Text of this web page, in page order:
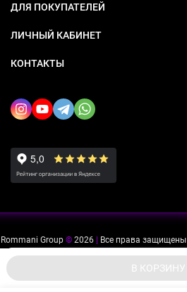
В КОРЗИНУ
ДЛЯ ПОКУПАТЕЛЕЙ
ЛИЧНЫЙ КАБИНЕТ
КОНТАКТЫ
Rommani Group © 2026 Все права защищены